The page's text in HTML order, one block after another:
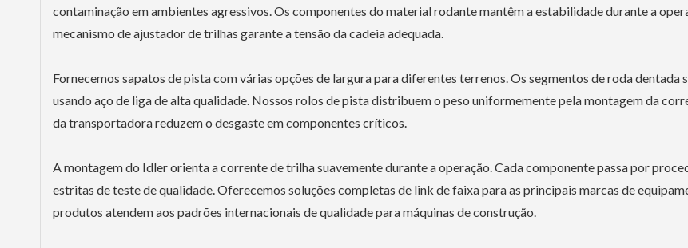
contaminação em ambientes agressivos. Os componentes do material rodante mantêm a estabilidade durante a
mecanismo de ajustador de trilhas garante a tensão da cadeia adequada.
Fornecemos sapatos de pista com várias opções de largura para diferentes terrenos. Os segmentos de roda dentada
usando aço de liga de alta qualidade. Nossos rolos de pista distribuem o peso uniformemente pela montagem da
da transportadora reduzem o desgaste em componentes críticos.
A montagem do Idler orienta a corrente de trilha suavemente durante a operação. Cada componente passa por
estritas de teste de qualidade. Oferecemos soluções completas de link de faixa para as principais marcas de
produtos atendem aos padrões internacionais de qualidade para máquinas de construção.